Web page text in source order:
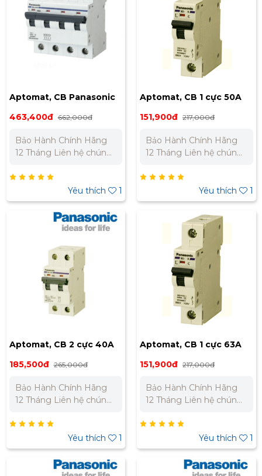
Aptomat, CB Panasonic
4P 25A, 32A, 40A
463,400đ 662,000đ
Bảo Hành Chính Hãng
12 Tháng Liên hệ chúng
nhất cho dự án. Miền
Bắc : 0989 310 979 -
0973 106 269 Miền Nam:
0902 303 733 – 0945
Yêu thích 1
Aptomat, CB 1 cực 50A
BBD1501CNV
151,900đ 217,000đ
Bảo Hành Chính Hãng
12 Tháng Liên hệ chúng
nhất cho dự án. Miền
Bắc : 0989 310 979 -
0973 106 269 Miền Nam:
0902 303 733 – 0945
Yêu thích 1
Aptomat, CB 2 cực 40A
BBD2402CNV
185,500đ 265,000đ
Bảo Hành Chính Hãng
12 Tháng Liên hệ chúng
nhất cho dự án. Miền
Bắc : 0989 310 979 -
0973 106 269 Miền Nam:
0902 303 733 – 0945
Yêu thích 1
Aptomat, CB 1 cực 63A
BBD1631CNV
151,900đ 217,000đ
Bảo Hành Chính Hãng
12 Tháng Liên hệ chúng
nhất cho dự án. Miền
Bắc : 0989 310 979 -
0973 106 269 Miền Nam:
0902 303 733 – 0945
Yêu thích 1